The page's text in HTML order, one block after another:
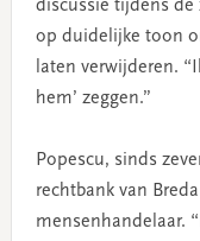
discussie tijdens de
op duidelijke toon
laten verwijderen.
hem’ zeggen.”
Popescu, sinds
rechtbank van
mensenhandelaar.